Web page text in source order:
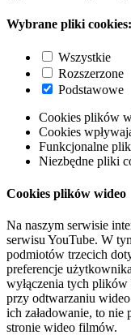
Wybrane pliki cookies:
Wszystkie
Rozszerzone
Podstawowe
Cookies plików
Cookies
Funkcjonalne
Niezbędne pliki
Cookies plików wideo
Na naszym serwisie
serwisu YouTube. W
podmiotów trzecich
preferencje
wyłączenia tych plików
przy odtwarzaniu
ich załadowanie, to
stronie wideo filmów.